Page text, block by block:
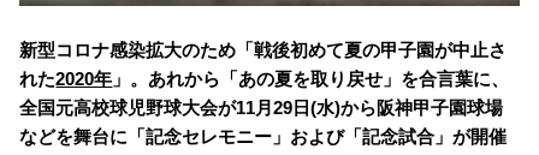
新型コロナ感染拡大のため「戦後初めて夏の甲子園が中止さ
れた2020年 」。あれから「あの夏を取り戻せ」を合言葉に、
全国元高校球児野球大会が11月29日(水)から阪神甲子園球場
などを舞台に「記念セレモニー」および「記念試合」が開催